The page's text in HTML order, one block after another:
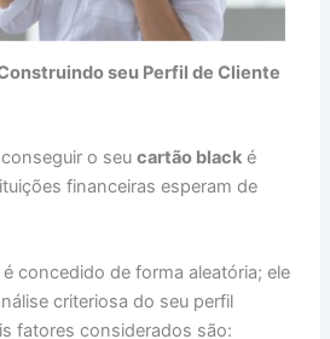
seu Perfil de Cliente
o seucartão black é
financeiras esperam de
concedido de forma aleatória; ele
criteriosa do seu perfil
fatores considerados são: